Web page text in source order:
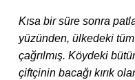
Kısa bir süre sonra
yüzünden, ülkedeki
çağrılmış. Köydeki
çiftçinin bacağı kırık